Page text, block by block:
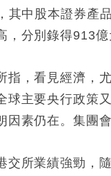
，其中股本證券產
，分別錄得913億
指，看見經濟，
球主要央行政策
因素仍在。集團
交所業績強勁，